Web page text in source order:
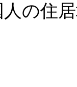
人の住